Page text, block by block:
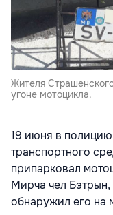
Жителя
угоне мотоцикла.
19 июня в
транспортного
припарковал
Мирча чел Бэтрын,
обнаружил его на